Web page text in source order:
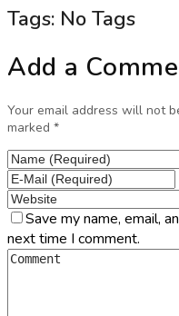
Tags: No Tags
Add a
Your email address will not
marked *
Save my name, email,
next time I comment.